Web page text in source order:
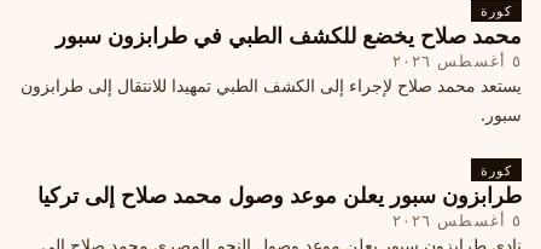
كورة
محمد صلاح يخضع للكشف الطبي في طرابزون سبور
٥ أغسطس ٢٠٢٦
يستعد محمد صلاح لإجراء إلى الكشف الطبي تمهيدا للانتقال إلى طرابزون
سبور.
كورة
طرابزون سبور يعلن موعد وصول محمد صلاح إلى تركيا
٥ أغسطس ٢٠٢٦